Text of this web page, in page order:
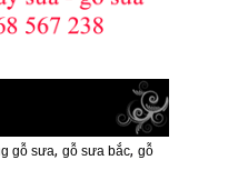
gỗ sưa, gỗ sưa bắc, gỗ